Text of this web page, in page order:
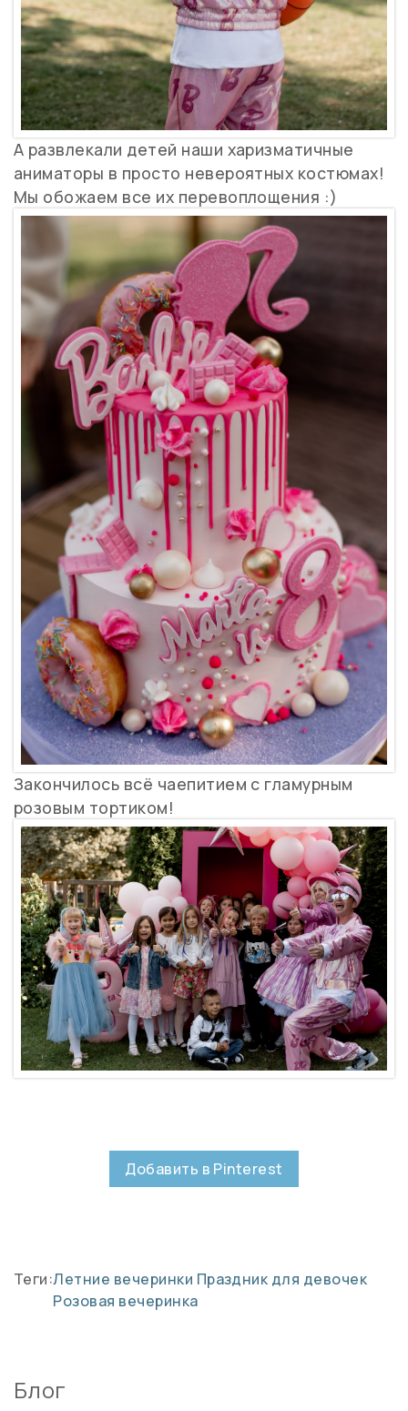
А развлекали детей наши харизматичные
аниматоры в просто невероятных костюмах!
Мы обожаем все их перевоплощения :)
Закончилось всё чаепитием с гламурным
розовым тортиком!
Добавить в Pinterest
Теги:Летние вечеринки Праздник для девочек
Розовая вечеринка
Блог